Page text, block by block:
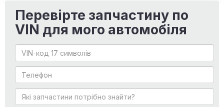
Перевірте запчастину по
VIN для мого автомобіля